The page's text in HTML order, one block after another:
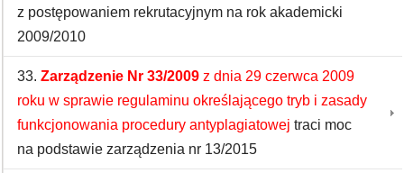
z postępowaniem rekrutacyjnym na rok akademicki
2009/2010
33. Zarządzenie Nr 33/2009 z dnia 29 czerwca 2009
roku w sprawie regulaminu określającego tryb i zasady
funkcjonowania procedury antyplagiatowej traci moc
na podstawie zarządzenia nr 13/2015